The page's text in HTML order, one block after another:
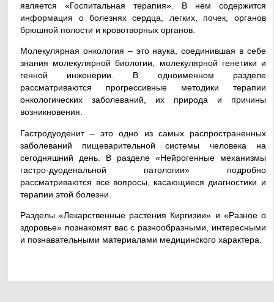
является «Госпитальная терапия». В нем содержится
информация о болезнях сердца, легких, почек, органов
брюшной полости и кровотворных органов.
Молекулярная онкология – это наука, соединившая в себе
знания молекулярной биологии, молекулярной генетики и
генной инженерии. В одноименном разделе
рассматриваются прогрессивные методики терапии
онкологических заболеваний, их природа и причины
возникновения.
Гастродуоденит – это одно из самых распространенных
заболеваний пищеварительной системы человека на
сегодняшний день. В разделе «Нейрогенные механизмы
гастро-дуоденальной патологии» подробно
рассматриваются все вопросы, касающиеся диагностики и
терапии этой болезни.
Разделы «Лекарственные растения Киргизии» и «Разное о
здоровье» познакомят вас с разнообразными, интересными
и познавательными материалами медицинского характера.